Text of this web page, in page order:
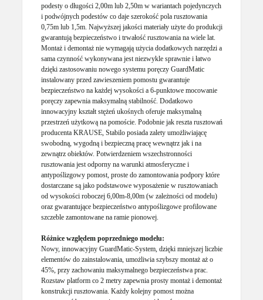
podesty o długości 2,00m lub 2,50m w wariantach pojedynczych
i podwójnych podestów co daje szerokość pola rusztowania
0,75m lub 1,5m. Najwyższej jakości materiały użyte do produkcji
gwarantują bezpieczeństwo i trwałość rusztowania na wiele lat.
Montaż i demontaż nie wymagają użycia dodatkowych narzędzi a
sama czynność wykonywana jest niezwykle sprawnie i łatwo
dzięki zastosowaniu nowego systemu poręczy GuardMatic
instalowany przed zawieszeniem pomostu gwarantuje
bezpieczeństwo na każdej wysokości a 6-punktowe mocowanie
poręczy zapewnia maksymalną stabilność. Dodatkowo
innowacyjny kształt stężeń ukośnych oferuje maksymalną
przestrzeń użytkową na pomoście. Podobnie jak reszta rusztowań
producenta KRAUSE, Stabilo posiada zalety umożliwiającę
swobodną, wygodną i bezpieczną pracę wewnątrz jak i na
zewnątrz obiektów. Potwierdzeniem wszechstronności
rusztowania jest odporny na warunki atmosferyczne i
antypoślizgowy pomost, proste do zamontowania podpory które
dostarczane są jako podstawowe wyposażenie w rusztowaniach
od wysokości roboczej 6,00m-8,00m (w zależności od modelu)
oraz gwarantujące bezpieczeństwo antypoślizgowe profilowane
szczeble zamontowane na ramie pionowej.
Różnice względem poprzedniego modelu:
Nowy, innowacyjny GuardMatic-System, dzięki mniejszej liczbie
elementów do zainstalowania, umożliwia szybszy montaż aż o
45%, przy zachowaniu maksymalnego bezpieczeństwa prac.
Rozstaw platform co 2 metry zapewnia prosty montaż i demontaż
konstrukcji rusztowania. Każdy kolejny pomost można